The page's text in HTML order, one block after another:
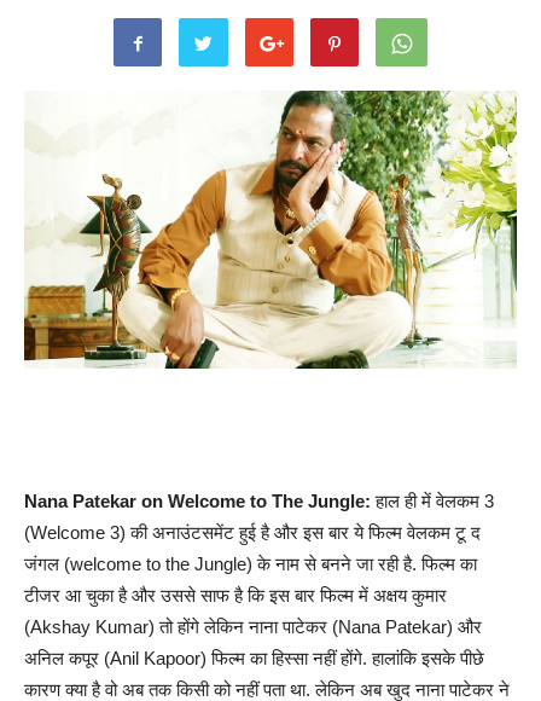
Nana Patekar on Welcome to The Jungle: हाल ही में वेलकम 3
(Welcome 3) की अनाउंटसमेंट हुई है और इस बार ये फिल्म वेलकम टू द
जंगल (welcome to the Jungle) के नाम से बनने जा रही है. फिल्म का
टीजर आ चुका है और उससे साफ है कि इस बार फिल्म में अक्षय कुमार
(Akshay Kumar) तो होंगे लेकिन नाना पाटेकर (Nana Patekar) और
अनिल कपूर (Anil Kapoor) फिल्म का हिस्सा नहीं होंगे. हालांकि इसके पीछे
कारण क्या है वो अब तक किसी को नहीं पता था. लेकिन अब खुद नाना पाटेकर ने